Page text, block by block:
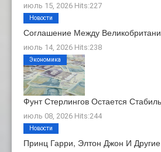
июль 15, 2026 Hits:227
Соглашение Между
июль 14, 2026 Hits:238
Новости
Фунт Стерлингов Остается
июль 08, 2026 Hits:244
Экономика
Принц Гарри, Элтон Джон И
Новости